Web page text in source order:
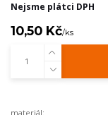
Nejsme plátci DPH
10,50 Kč/ks
materiál: